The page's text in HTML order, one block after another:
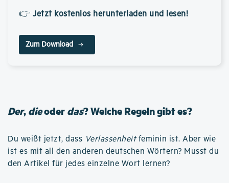
👉 Jetzt kostenlos herunterladen und lesen!
Zum Download
Der,dieoderdas? Welche Regeln gibt es?
Du weißt jetzt, dass Verlassenheitfeminin ist. Aber wie
ist es mit all den anderen deutschen Wörtern? Musst du
den Artikel für jedes einzelne Wort lernen?